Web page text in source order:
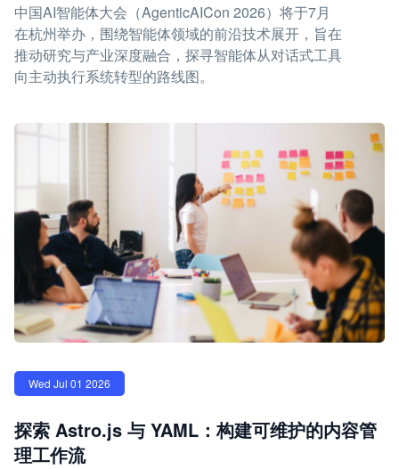
中国AI智能体大会（AgenticAICon 2026）将于7月
在杭州举办，围绕智能体领域的前沿技术展开，旨在
推动研究与产业深度融合，探寻智能体从对话式工具
向主动执行系统转型的路线图。
Wed Jul 01 2026
探索 Astro.js 与 YAML：构建可维护的内容管
理工作流